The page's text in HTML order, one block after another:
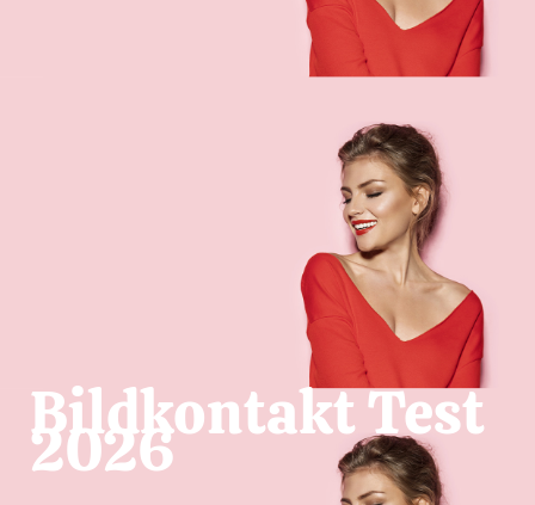
Bildkontakt Test
2026